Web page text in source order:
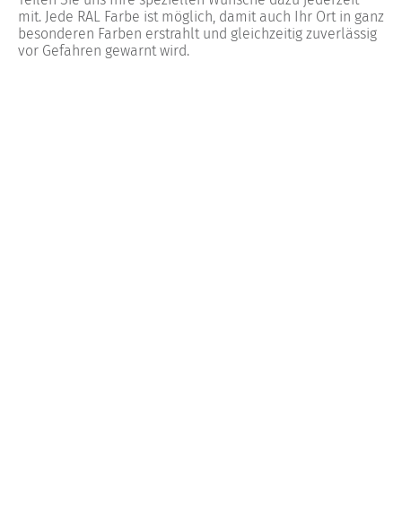
mit. Jede RAL Farbe ist möglich, damit auch Ihr Ort in ganz
besonderen Farben erstrahlt und gleichzeitig zuverlässig
vor Gefahren gewarnt wird.